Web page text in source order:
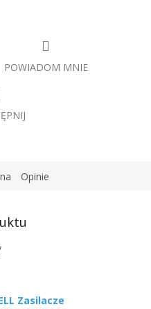
POWIADOM MNIE
Opinie
Zasilacze